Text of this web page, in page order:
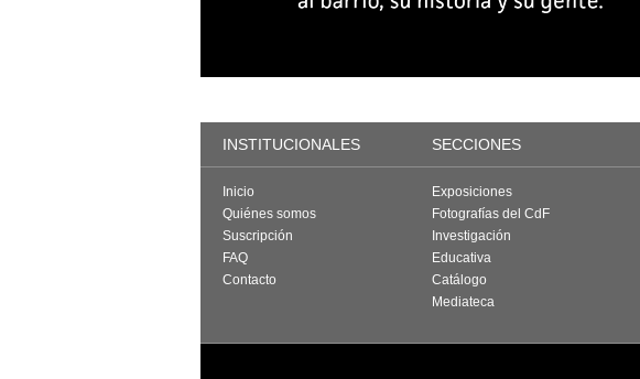
INSTITUCIONALES SECCIONES
Inicio
Quiénes somos
Suscripción
FAQ
Contacto
Exposiciones
Fotografías del CdF
Investigación
Educativa
Catálogo
Mediateca